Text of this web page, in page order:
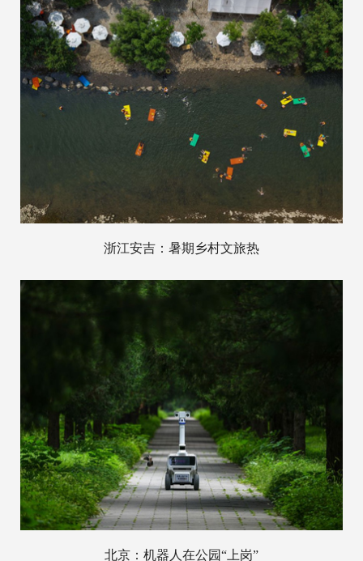
浙江安吉：暑期乡村文旅热
北京：机器人在公园“上岗”